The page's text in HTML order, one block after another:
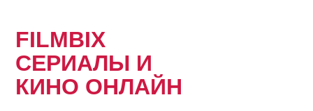
FILMBIX
СЕРИАЛЫ И
КИНО ОНЛАЙН